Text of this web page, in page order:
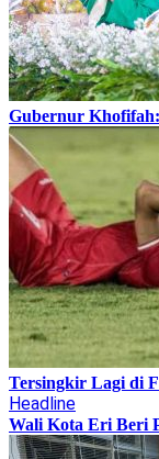
Gubernur
Tersingkir Lagi di
Headline
Wali Kota Eri Beri